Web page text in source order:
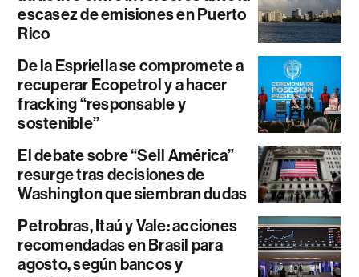
escasez de emisiones en Puerto
Rico
De la Espriella se compromete a
recuperar Ecopetrol y a hacer
fracking “responsable y
sostenible”
El debate sobre “Sell América”
resurge tras decisiones de
Washington que siembran dudas
Petrobras, Itaú y Vale: acciones
recomendadas en Brasil para
agosto, según bancos y